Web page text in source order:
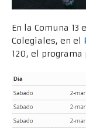
En la Comuna
Colegiales, en el
120, el